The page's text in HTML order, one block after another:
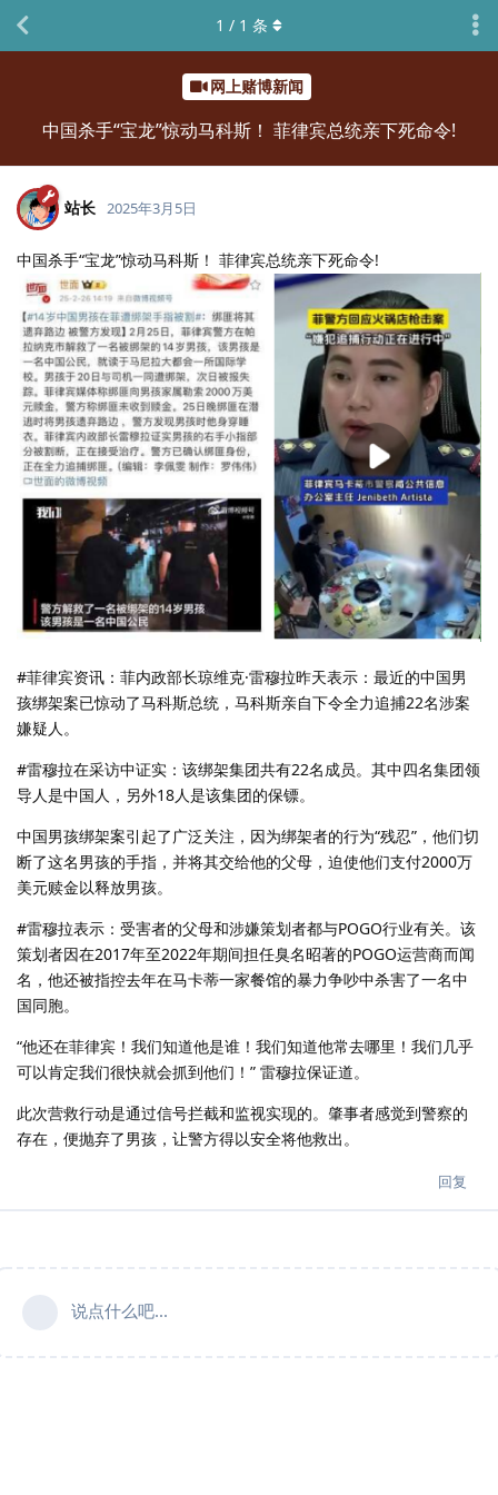
网上赌博新闻
中国杀手“宝龙”惊动马科斯！ 菲律宾总统亲下死命令!
1 / 1 条
站长 2025年3月5日
中国杀手“宝龙”惊动马科斯！ 菲律宾总统亲下死命令!
#菲律宾资讯：菲内政部长琼维克·雷穆拉昨天表示：最近的中国男
孩绑架案已惊动了马科斯总统，马科斯亲自下令全力追捕22名涉案
嫌疑人。
#雷穆拉在采访中证实：该绑架集团共有22名成员。其中四名集团领
导人是中国人，另外18人是该集团的保镖。
中国男孩绑架案引起了广泛关注，因为绑架者的行为“残忍”，他们切
断了这名男孩的手指，并将其交给他的父母，迫使他们支付2000万
美元赎金以释放男孩。
#雷穆拉表示：受害者的父母和涉嫌策划者都与POGO行业有关。该
策划者因在2017年至2022年期间担任臭名昭著的POGO运营商而闻
名，他还被指控去年在马卡蒂一家餐馆的暴力争吵中杀害了一名中
国同胞。
“他还在菲律宾！我们知道他是谁！我们知道他常去哪里！我们几乎
可以肯定我们很快就会抓到他们！” 雷穆拉保证道。
此次营救行动是通过信号拦截和监视实现的。肇事者感觉到警察的
存在，便抛弃了男孩，让警方得以安全将他救出。
回复
说点什么吧...